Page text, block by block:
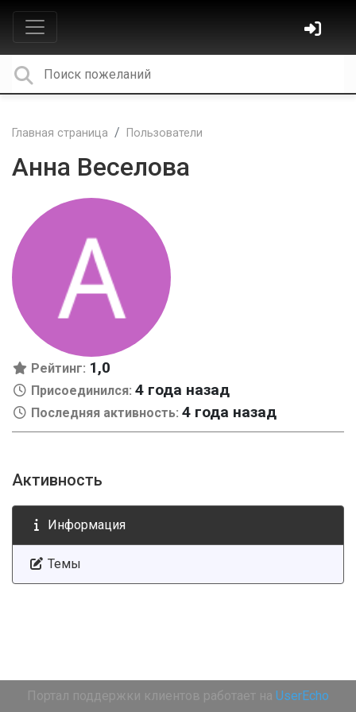
Главная страница Пользователи
Анна Веселова
Рейтинг: 1,0
Присоединился: 4 года назад
Последняя активность: 4 года назад
Активность
Информация
Темы
Портал поддержки клиентов работает на UserEcho